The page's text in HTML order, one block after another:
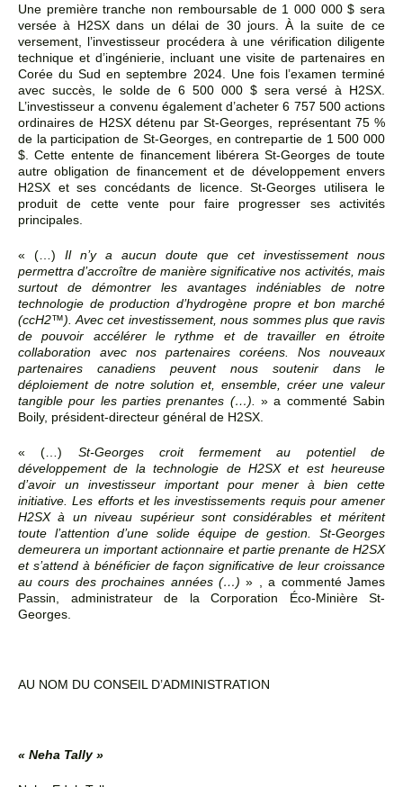
Une première tranche non remboursable de 1 000 000 $ sera
versée à H2SX dans un délai de 30 jours. À la suite de ce
versement, l’investisseur procédera à une vérification diligente
technique et d’ingénierie, incluant une visite de partenaires en
Corée du Sud en septembre 2024. Une fois l’examen terminé
avec succès, le solde de 6 500 000 $ sera versé à H2SX.
L’investisseur a convenu également d’acheter 6 757 500 actions
ordinaires de H2SX détenu par St-Georges, représentant 75 %
de la participation de St-Georges, en contrepartie de 1 500 000
$. Cette entente de financement libérera St-Georges de toute
autre obligation de financement et de développement envers
H2SX et ses concédants de licence. St-Georges utilisera le
produit de cette vente pour faire progresser ses activités
principales.
« (…) Il n’y a aucun doute que cet investissement nous
permettra d’accroître de manière significative nos activités, mais
surtout de démontrer les avantages indéniables de notre
technologie de production d’hydrogène propre et bon marché
(ccH2™). Avec cet investissement, nous sommes plus que ravis
de pouvoir accélérer le rythme et de travailler en étroite
collaboration avec nos partenaires coréens. Nos nouveaux
partenaires canadiens peuvent nous soutenir dans le
déploiement de notre solution et, ensemble, créer une valeur
tangible pour les parties prenantes (…).
» a commenté Sabin
Boily, président-directeur général de H2SX.
« (…) St-Georges croit fermement au potentiel de
développement de la technologie de H2SX et est heureuse
d’avoir un investisseur important pour mener à bien cette
initiative. Les efforts et les investissements requis pour amener
H2SX à un niveau supérieur sont considérables et méritent
toute l’attention d’une solide équipe de gestion. St-Georges
demeurera un important actionnaire et partie prenante de H2SX
et s’attend à bénéficier de façon significative de leur croissance
au cours des prochaines années (…)» , a commenté James
Passin, administrateur de la Corporation Éco-Minière St-
Georges.
AU NOM DU CONSEIL D’ADMINISTRATION
« Neha Tally »